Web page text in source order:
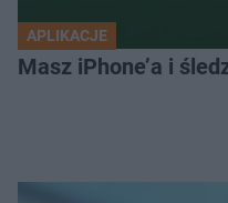
APLIKACJE
Masz iPhone’a i